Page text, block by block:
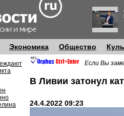
Экономика Общество
Если Вы
В Ливии затонул
24.4.2022 09:23